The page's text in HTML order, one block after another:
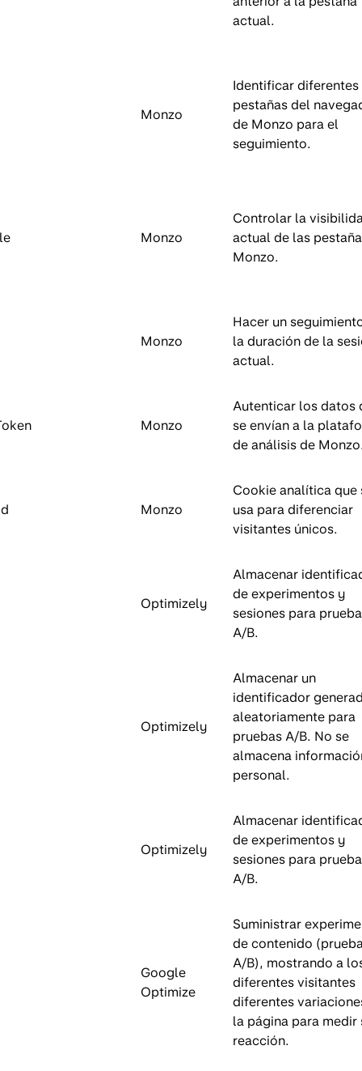
actual.
Monzo
Identificar diferentes
pestañas del
de Monzo para el
seguimiento.
Monzo
Controlar la
actual de las
Monzo.
Monzo
Hacer un
la duración de la
actual.
Monzo
Autenticar los datos
se envían a la
de análisis de
Monzo
Cookie analítica que
usa para diferenciar
visitantes únicos.
Optimizely
Almacenar
de experimentos y
sesiones para
A/B.
Optimizely
Almacenar un
identificador
aleatoriamente para
pruebas A/B. No se
almacena
personal.
Optimizely
Almacenar
de experimentos y
sesiones para
A/B.
Google
Optimize
Suministrar
de contenido
A/B), mostrando a
diferentes visitantes
diferentes
la página para medir
reacción.